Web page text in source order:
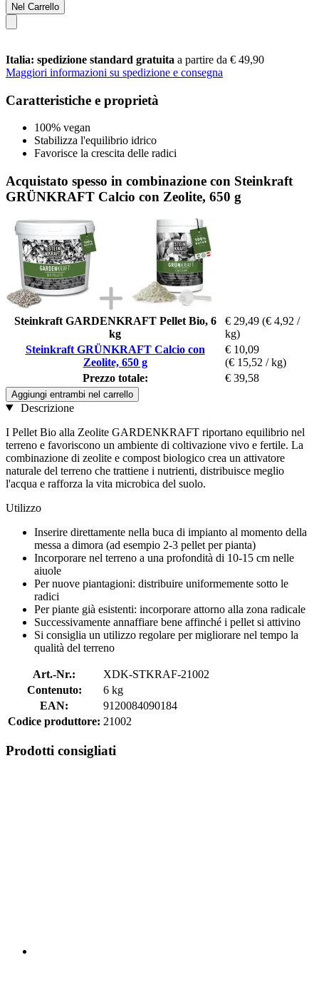
Nel Carrello
Italia: spedizione standard gratuita a partire da € 49,90
Maggiori informazioni su spedizione e consegna
Caratteristiche e proprietà
100% vegan
Stabilizza l'equilibrio idrico
Favorisce la crescita delle radici
Acquistato spesso in combinazione con Steinkraft
GRÜNKRAFT Calcio con Zeolite, 650 g
Steinkraft GARDENKRAFT Pellet Bio, 6
kg
€ 29,49 (€ 4,92 /
kg)
Steinkraft GRÜNKRAFT Calcio con
Zeolite, 650 g
€ 10,09
(€ 15,52 / kg)
Prezzo totale:
€ 39,58
Aggiungi entrambi nel carrello
Descrizione
I Pellet Bio alla Zeolite GARDENKRAFT riportano equilibrio nel
terreno e favoriscono un ambiente di coltivazione vivo e fertile. La
combinazione di zeolite e compost biologico crea un attivatore
naturale del terreno che trattiene i nutrienti, distribuisce meglio
l'acqua e rafforza la vita microbica del suolo.
Utilizzo
Inserire direttamente nella buca di impianto al momento della
messa a dimora (ad esempio 2-3 pellet per pianta)
Incorporare nel terreno a una profondità di 10-15 cm nelle
aiuole
Per nuove piantagioni: distribuire uniformemente sotto le
radici
Per piante già esistenti: incorporare attorno alla zona radicale
Successivamente annaffiare bene affinché i pellet si attivino
Si consiglia un utilizzo regolare per migliorare nel tempo la
qualità del terreno
Art.-Nr.:
XDK-STKRAF-21002
Contenuto:
6 kg
EAN:
9120084090184
Codice produttore: 21002
Prodotti consigliati